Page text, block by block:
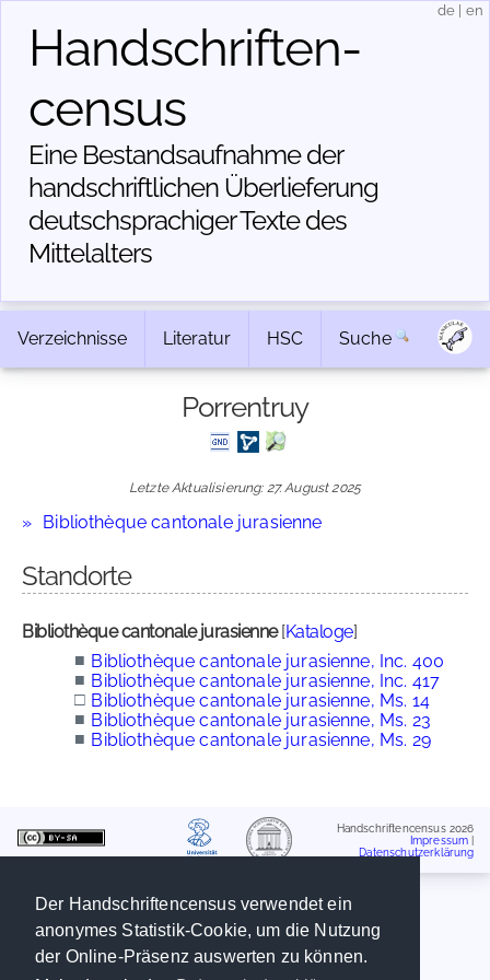
Der Handschriftencensus verwendet ein
anonymes Statistik-Cookie, um die Nutzung
der Online-Präsenz auswerten zu können.
Handschriften­
census
Eine Bestandsaufnahme der
handschriftlichen Über­lieferung
deutschsprachiger Texte des
Mittelalters
de en
Verzeichnisse Literatur HSC Suche
Porrentruy
Letzte Aktualisierung: 27. August 2025
Bibliothèque cantonale jurasienne
Standorte
Bibliothèque cantonale jurasienne[Kataloge]
■ Bibliothèque cantonale jurasienne, Inc. 400
■ Bibliothèque cantonale jurasienne, Inc. 417
□ Bibliothèque cantonale jurasienne, Ms. 14
■ Bibliothèque cantonale jurasienne, Ms. 23
■ Bibliothèque cantonale jurasienne, Ms. 29
Handschriftencensus 2026
Impressum
Datenschutzerklärung